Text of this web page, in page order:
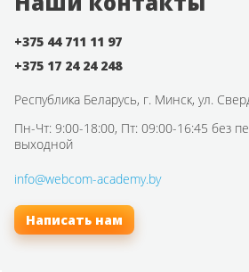
+375 44 711 11 97
+375 17 24 24 248
Республика Беларусь, г. Минск, ул.
Пн-Чт: 9:00-18:00, Пт: 09:00-16:45 без
выходной
info@webcom-academy.by
Написать нам